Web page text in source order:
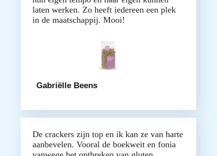
laten werken. Zo heeft iedereen een plek
in de maatschappij. Mooi!
Gabriëlle Beens
De crackers zijn top en ik kan ze van harte
aanbevelen. Vooral de boekweit en fonia